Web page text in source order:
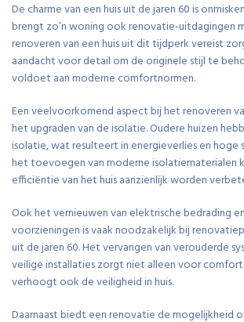
De charme van een huis uit de jaren 60 is
brengt zo’n woning ook renovatie-uitdagingen
renoveren van een huis uit dit tijdperk vereist
aandacht voor detail om de originele stijl te
voldoet aan moderne comfortnormen.
Een veelvoorkomend aspect bij het renoveren
het upgraden van de isolatie. Oudere huizen
isolatie, wat resulteert in energieverlies en
het toevoegen van moderne isolatiematerialen
efficiëntie van het huis aanzienlijk worden
Ook het vernieuwen van elektrische bedrading
voorzieningen is vaak noodzakelijk bij
uit de jaren 60. Het vervangen van verouderde
veilige installaties zorgt niet alleen voor comfort
verhoogt ook de veiligheid in huis.
Daarnaast biedt een renovatie de mogelijkheid